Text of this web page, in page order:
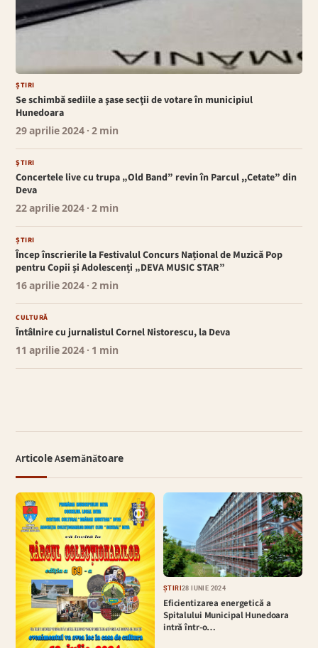
ȘTIRI
Se schimbă sediile a şase secţii de votare în municipiul
Hunedoara
29 aprilie 2024 · 2 min
ȘTIRI
Concertele live cu trupa „Old Band” revin în Parcul ,,Cetate” din
Deva
22 aprilie 2024 · 2 min
ȘTIRI
Încep înscrierile la Festivalul Concurs Național de Muzică Pop
pentru Copii și Adolescenți „DEVA MUSIC STAR”
16 aprilie 2024 · 2 min
CULTURĂ
Întâlnire cu jurnalistul Cornel Nistorescu, la Deva
11 aprilie 2024 · 1 min
Articole Asemănătoare
ȘTIRI28 IUNIE 2024
Eficientizarea energetică a
Spitalului Municipal Hunedoara
intră într-o…